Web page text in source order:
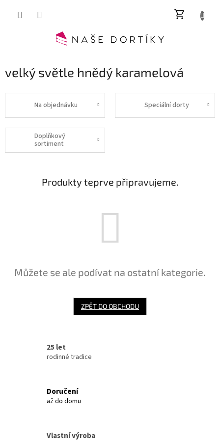
velký světle hnědý karamelová
Na objednávku Speciální dorty
Doplňkový
sortiment
Produkty teprve připravujeme.
Můžete se ale podívat na ostatní kategorie.
ZPĚT DO OBCHODU
25 let
rodinné tradice
Doručení
až do domu
Vlastní výroba